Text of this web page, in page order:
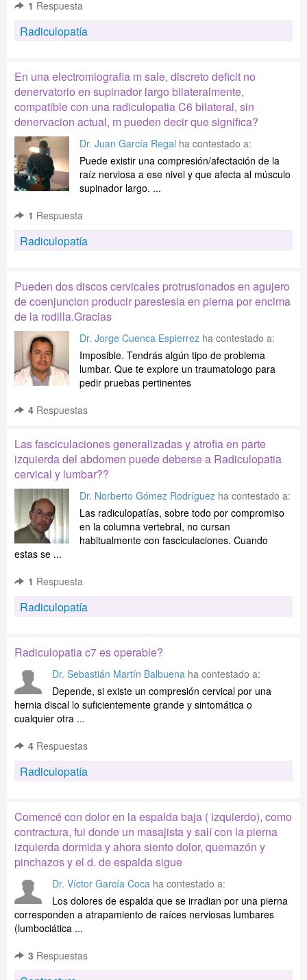
1 Respuesta
Radiculopatía
En una electromiografia m sale, discreto deficit no
denervatorio en supinador largo bilateralmente,
compatible con una radiculopatia C6 bilateral, sin
denervacion actual, m pueden decir que significa?
Dr. Juan García Regal ha contestado a:
Puede existir una compresión/afectación de la
raíz nerviosa a ese nivel y que afecta al músculo
supinador largo. ...
1 Respuesta
Radiculopatía
Pueden dos discos cervicales protrusionados en agujero
de coenjuncion producir parestesia en pierna por encima
de la rodilla.Gracias
Dr. Jorge Cuenca Espierrez ha contestado a:
Imposible. Tendrás algún tipo de problema
lumbar. Que te explore un traumatologo para
pedir pruebas pertinentes
4 Respuestas
Las fasciculaciones generalizadas y atrofia en parte
izquierda del abdomen puede deberse a Radiculopatia
cervical y lumbar??
Dr. Norberto Gómez Rodríguez ha contestado a:
Las radiculopatías, sobre todo por compromiso
en la columna vertebral, no cursan
habitualmente con fasciculaciones. Cuando
estas se ...
1 Respuesta
Radiculopatía
Radiculopatia c7 es operable?
Dr. Sebastián Martín Balbuena ha contestado a:
Depende, si existe un compresión cervical por una
hernia discal lo suficientemente grande y sintomática o
cualquier otra ...
4 Respuestas
Radiculopatía
Comencé con dolor en la espalda baja ( izquierdo), como
contractura, fui donde un masajista y salí con la pierna
izquierda dormida y ahora siento dolor, quemazón y
pinchazos y el d. de espalda sigue
Dr. Víctor García Coca ha contestado a:
Los dolores de espalda que se irradian por una pierna
corresponden a atrapamiento de raíces nerviosas lumbares
(lumbociática ...
3 Respuestas